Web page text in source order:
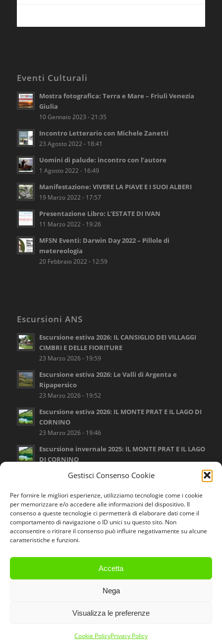
Gestisci Consenso Cookie
Per fornire le migliori esperienze, utilizziamo tecnologie come i cookie
per memorizzare e/o accedere alle informazioni del dispositivo. Il
consenso a queste tecnologie ci permetterà di elaborare dati come il
comportamento di navigazione o ID unici su questo sito. Non
acconsentire o ritirare il consenso può influire negativamente su alcune
caratteristiche e funzioni.
Accetta
Nega
Visualizza le preferenze
Cookie PolicyPrivacy Policy
Eventi Culturali
Mostra fotografica: Terra e Mare – Friuli Venezia
Giulia
10 Gennaio 2023 - 21:35
Incontro Letterario con Michele Zanetti
23 Agosto 2022 - 18:41
Uomini di palude: incontro con l’autore
1 Agosto 2022 - 16:49
Manifestazione: VIVERE LA PIAVE E I SUOI ALBERI
19 Marzo 2022 - 17:57
Presentazione Libro: L’ESTATE DI IVAN
11 Marzo 2022 - 19:26
MFSN Eventi: Darwin Day 2022 – Pillole di
metereologia
20 Febbraio 2022 - 12:59
Escursioni ANS
Escursione estiva 2026: IL CANSIGLIO DEI VILLAGGI
CIMBRI E DELLE FIORITURE
23 Marzo 2026 - 19:59
Escursione estiva 2026: Le Valli di Argenta e
Ripapersico
23 Marzo 2026 - 19:52
Escursione estiva 2026: IL MONTE PRAT E IL LAGO DI
CORNINO
23 Marzo 2026 - 19:46
Escursione invernale 2025: IL MONTE PRAT E IL LAGO
DI CORNINO
DELLA STUA
16 Settembre 2025 - 17:02
Escursione invernale 2025: IL SENTIERO DELLE
MEATTE E VALLE MURE
16 Settembre 2025 - 16:53
Cookie Policy (UE)